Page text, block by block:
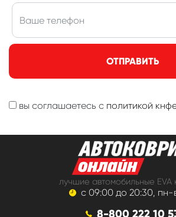
ОТПРАВИТЬ
вы соглашаетесь с политикой
лучшие автомобильные EVA
с 09:00 до 20:30, пн-
8-800 222 10